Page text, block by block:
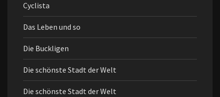
Cyclista
Das Leben und so
Die Buckligen
Die schönste Stadt der Welt
Die schönste Stadt der Welt